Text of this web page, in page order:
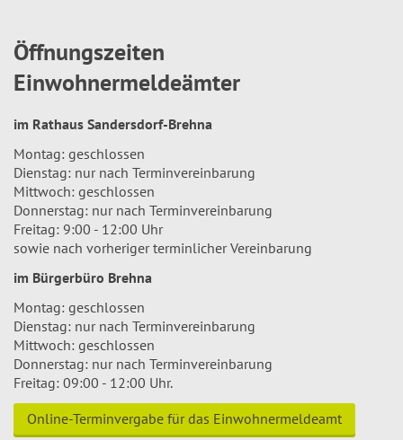
Öffnungszeiten
Einwohnermeldeämter
im Rathaus Sandersdorf-Brehna
Montag: geschlossen
Dienstag: nur nach Terminvereinbarung
Mittwoch: geschlossen
Donnerstag: nur nach Terminvereinbarung
Freitag: 9:00 - 12:00 Uhr
sowie nach vorheriger terminlicher Vereinbarung
im Bürgerbüro Brehna
Montag: geschlossen
Dienstag: nur nach Terminvereinbarung
Mittwoch: geschlossen
Donnerstag: nur nach Terminvereinbarung
Freitag: 09:00 - 12:00 Uhr.
Online-Terminvergabe für das Einwohnermeldeamt